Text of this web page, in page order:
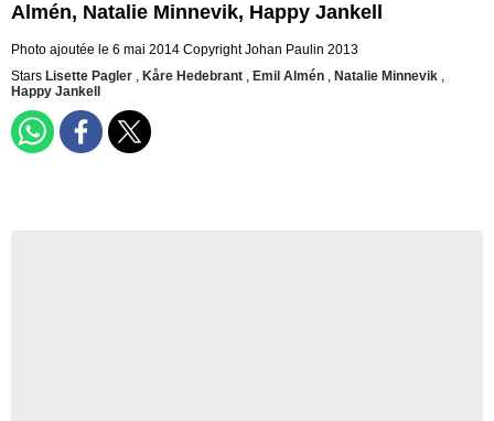
Almén, Natalie Minnevik, Happy Jankell
Photo ajoutée le 6 mai 2014 Copyright Johan Paulin 2013
Stars Lisette Pagler , Kåre Hedebrant , Emil Almén , Natalie Minnevik ,
Happy Jankell